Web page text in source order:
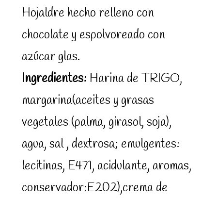
Hojaldre hecho relleno con
chocolate y espolvoreado con
azúcar glas.
Ingredientes: Harina de TRIGO,
margarina(aceites y grasas
vegetales (palma, girasol, soja),
agua, sal , dextrosa; emulgentes:
lecitinas, E471, acidulante, aromas,
conservador:E202),crema de